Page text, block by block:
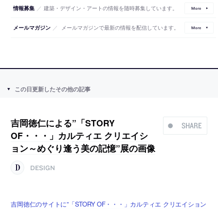
情報募集 ／ 建築・デザイン・アートの情報を随時募集しています。 More
メールマガジン ／ メールマガジンで最新の情報を配信しています。 More
この日更新したその他の記事
SHARE
吉岡徳仁による”「STORY
OF・・・」カルティエ クリエイシ
ョン～めぐり逢う美の記憶”展の画像
DESIGN
吉岡徳仁のサイトに”「STORY OF・・・」カルティエ クリエイション